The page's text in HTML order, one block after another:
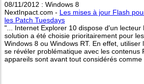
08/11/2012 : Windows 8
NextInpact.com - Les mises à jour Flash
les Patch Tuesdays
"... Internet Explorer 10 dispose d'un lecteur
solution a été choisie prioritairement pour
Windows 8 ou Windows RT. En effet, utiliser
se révéler problématique avec les contenus
appareils sont avant tout considérés comme